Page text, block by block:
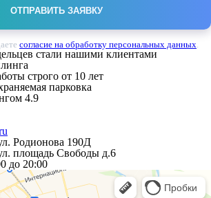
согласие на обработку персональных данных.
стали нашими клиентами
строго от 10 лет
парковка
4.9
Родионова 190Д
площадь Свободы д.6
до 20:00